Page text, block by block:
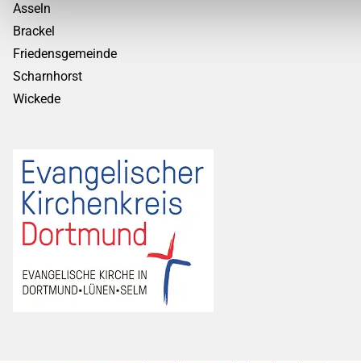
Asseln
Brackel
Friedensgemeinde
Scharnhorst
Wickede